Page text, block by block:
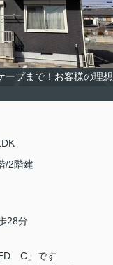
ープまで！お客様の理想
/2階建
28分
C」です